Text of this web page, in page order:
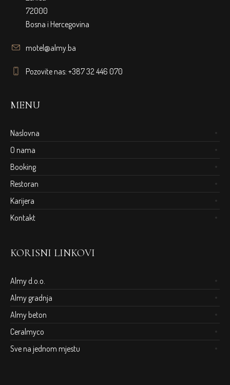
72000
Bosna i Hercegovina
motel@almy.ba
Pozovite nas: +387 32 446 070
MENU
Naslovna
O nama
Booking
Restoran
Karijera
Kontakt
KORISNI LINKOVI
Almy d.o.o.
Almy gradnja
Almy beton
Ceralmyco
Sve na jednom mjestu